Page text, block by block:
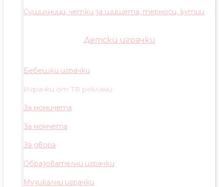
Сушилници, четки за шишета, термоси, кутии
Детски играчки
Бебешки играчки
Играчки от ТВ реклами
За момичета
За момчета
За двора
Образователни играчки
Музикални играчки